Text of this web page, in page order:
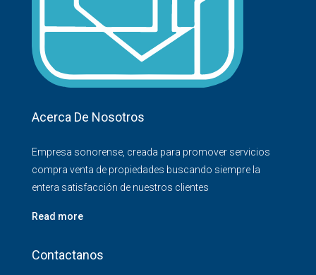
Acerca De Nosotros
Empresa sonorense, creada para promover servicios
compra venta de propiedades buscando siempre la
entera satisfacción de nuestros clientes
Read more
Contactanos